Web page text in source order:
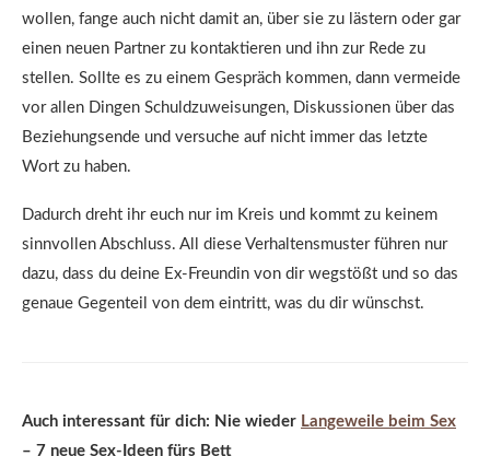
wollen, fange auch nicht damit an, über sie zu lästern oder gar
einen neuen Partner zu kontaktieren und ihn zur Rede zu
stellen. Sollte es zu einem Gespräch kommen, dann vermeide
vor allen Dingen Schuldzuweisungen, Diskussionen über das
Beziehungsende und versuche auf nicht immer das letzte
Wort zu haben.
Dadurch dreht ihr euch nur im Kreis und kommt zu keinem
sinnvollen Abschluss. All diese Verhaltensmuster führen nur
dazu, dass du deine Ex-Freundin von dir wegstößt und so das
genaue Gegenteil von dem eintritt, was du dir wünschst.
Auch interessant für dich: Nie wieder Langeweile beim Sex
– 7 neue Sex-Ideen fürs Bett